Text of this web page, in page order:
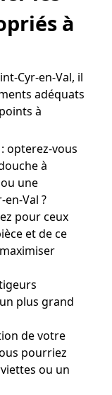
à
Cyr-en-Val, il
adéquats
à
opterez-vous
à
une
Val ?
pour ceux
et de ce
plus grand
de votre
pourriez
ou un